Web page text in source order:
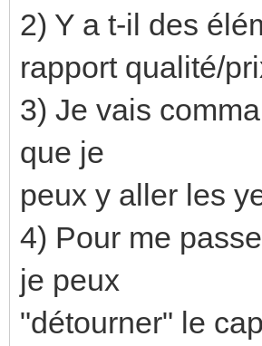
2) Y a t-il des
rapport qualité/
3) Je vais
que je
peux y aller les
4) Pour me
je peux
"détourner" le